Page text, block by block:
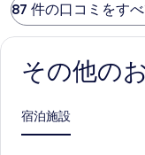
87 件の口コミをす
その他の
宿泊施設